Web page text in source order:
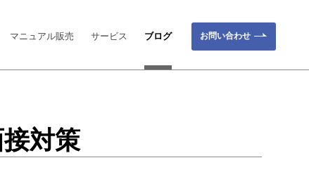
お問い合わせ
マニュアル販売 サービス ブログ
対策